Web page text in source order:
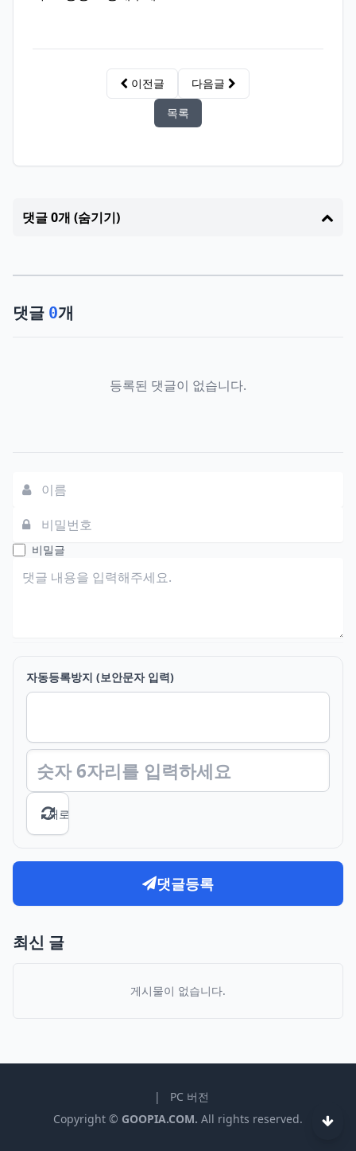
이전글
다음글
목록
댓글 0개 (숨기기)
댓글 0개
등록된 댓글이 없습니다.
댓글쓰기
비밀글
자동등록방지 (보안문자 입력)
새로고침
댓글등록
최신 글
게시물이 없습니다.
|
PC 버전
Copyright © GOOPIA.COM. All rights reserved. 하